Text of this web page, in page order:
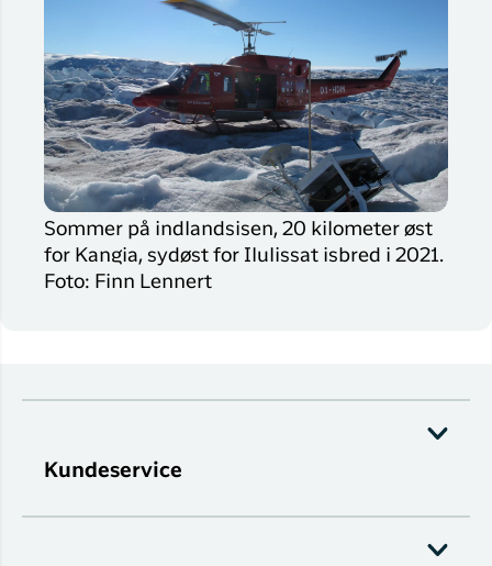
Sommer på indlandsisen, 20 kilometer øst
for Kangia, sydøst for Ilulissat isbred i 2021.
Foto: Finn Lennert
Kundeservice